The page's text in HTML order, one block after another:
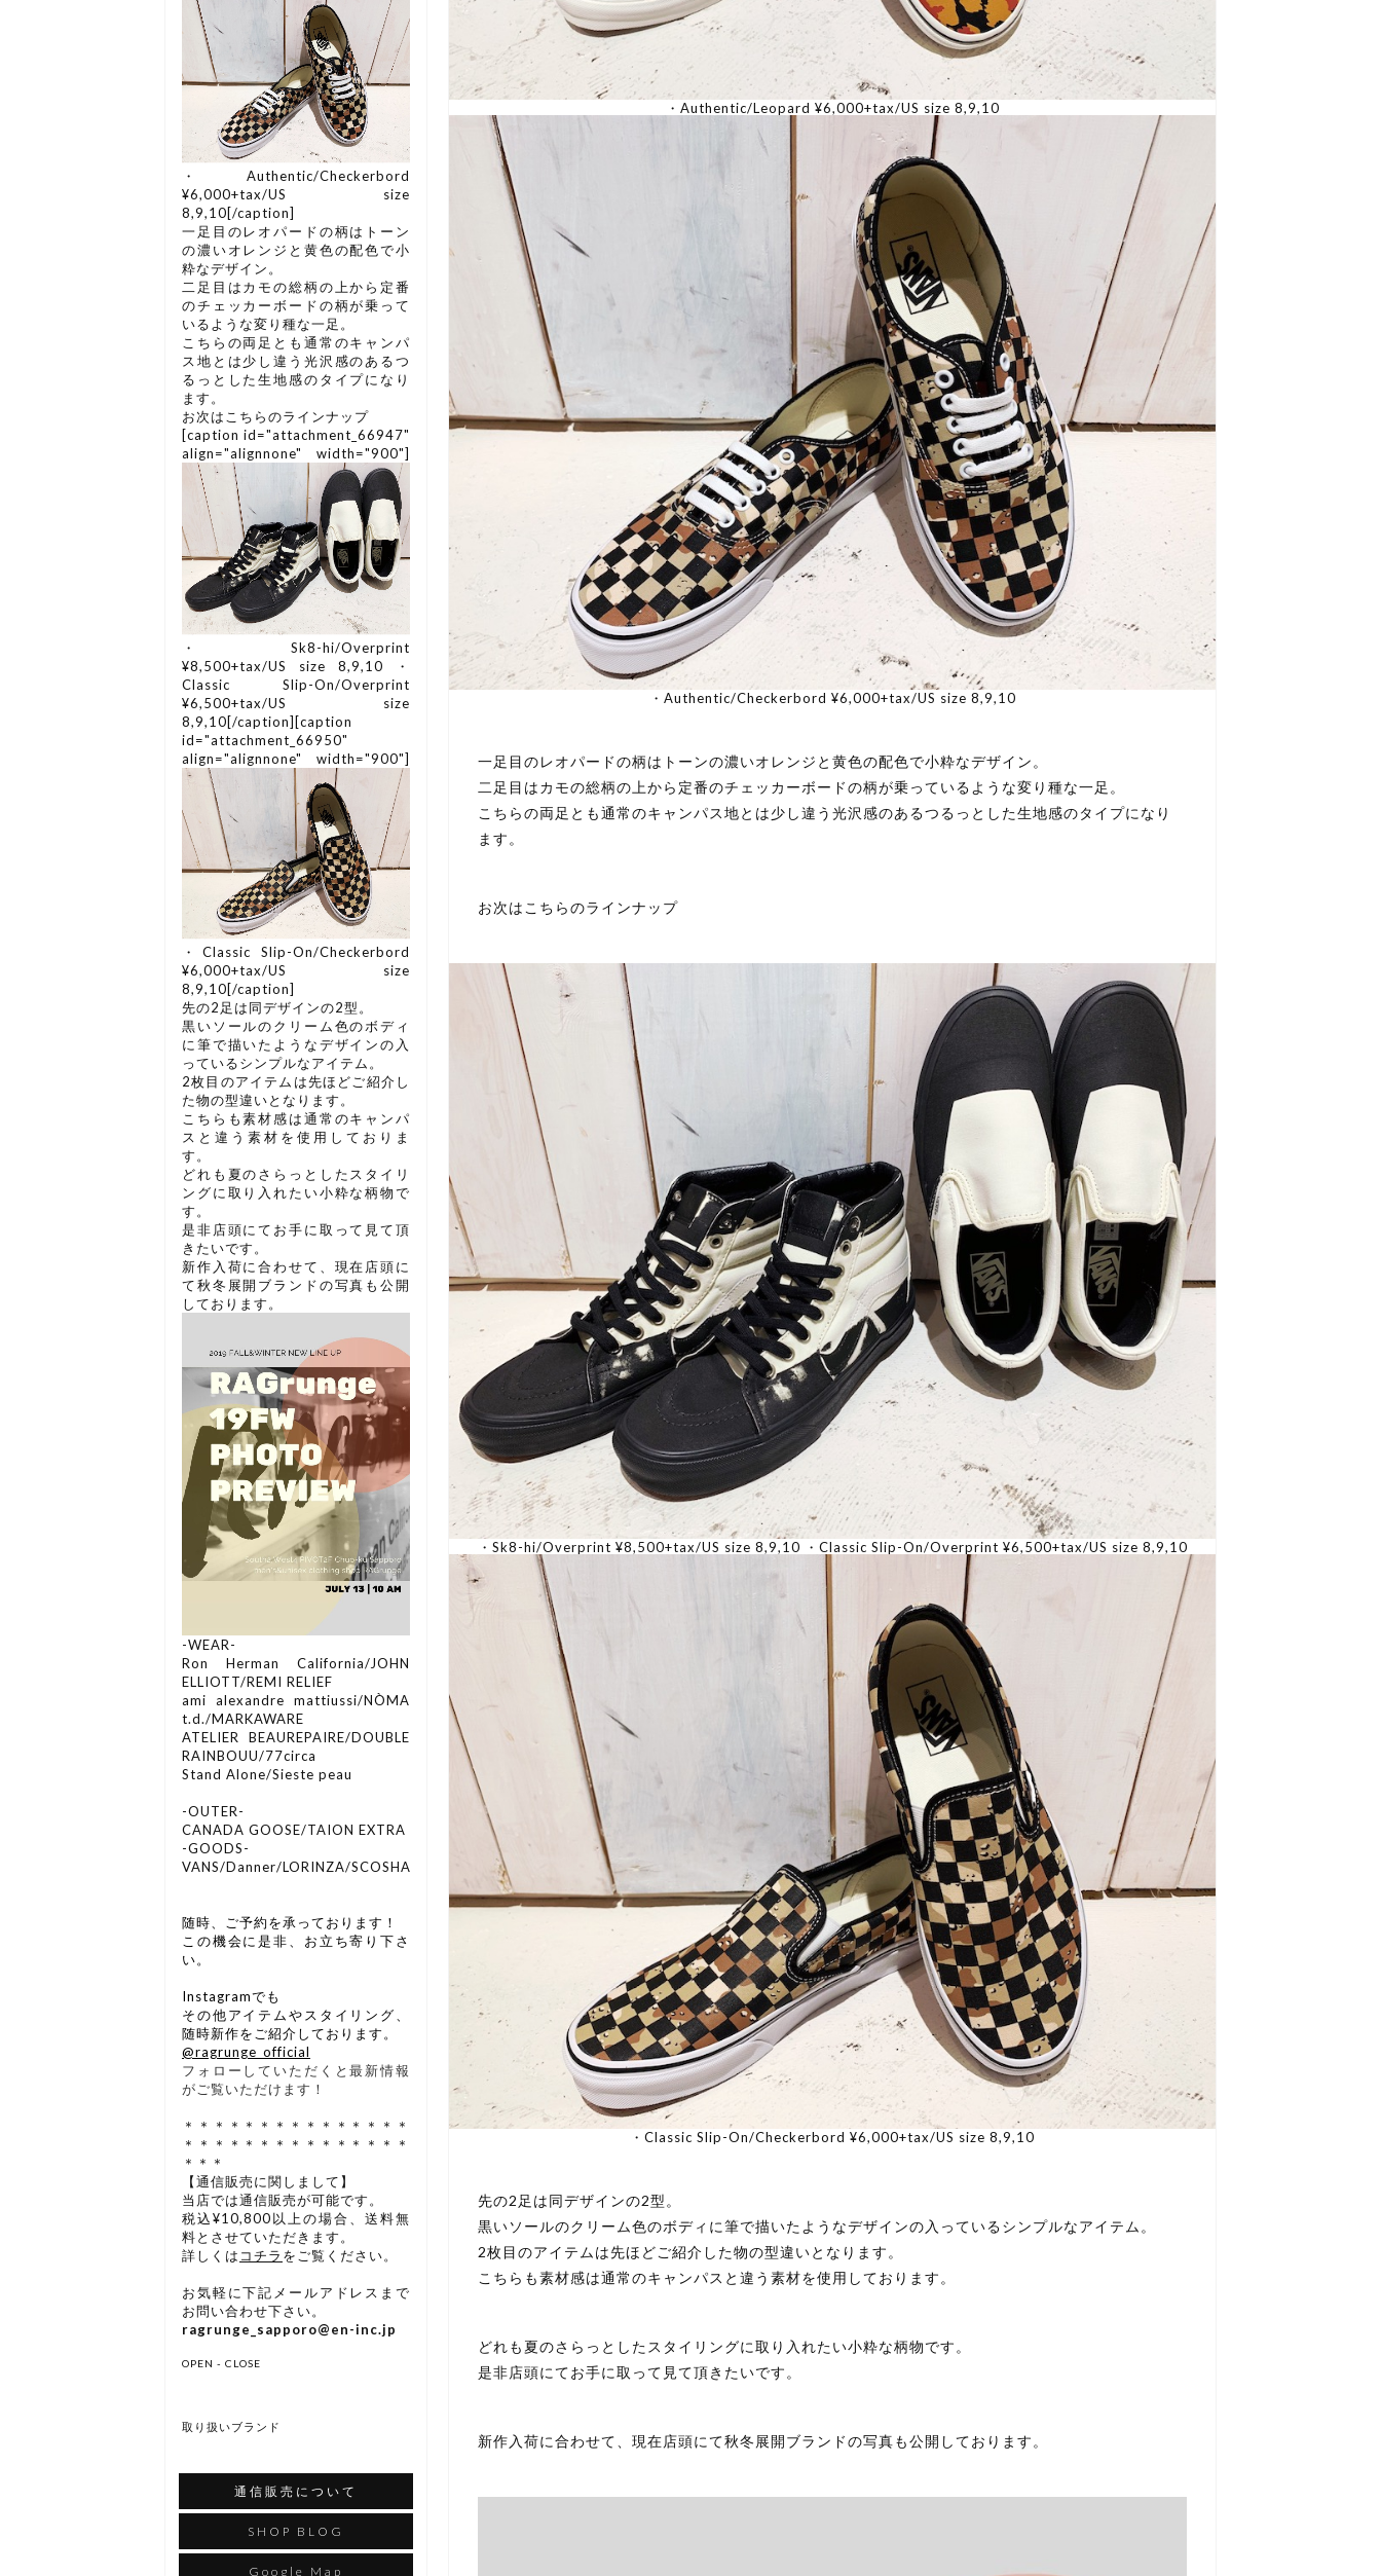
・Authentic/Leopard ¥6,000+tax/US size 8,9,10
・Authentic/Checkerbord ¥6,000+tax/US size 8,9,10
一足目のレオパードの柄はトーンの濃いオレンジと黄色の配色で小粋なデザイン。
二足目はカモの総柄の上から定番のチェッカーボードの柄が乗っているような変り種な一足。
こちらの両足とも通常のキャンパス地とは少し違う光沢感のあるつるっとした生地感のタイプになり
ます。
お次はこちらのラインナップ
・Sk8-hi/Overprint ¥8,500+tax/US size 8,9,10 ・Classic Slip-On/Overprint ¥6,500+tax/US size 8,9,10
・Classic Slip-On/Checkerbord ¥6,000+tax/US size 8,9,10
先の2足は同デザインの2型。
黒いソールのクリーム色のボディに筆で描いたようなデザインの入っているシンプルなアイテム。
2枚目のアイテムは先ほどご紹介した物の型違いとなります。
こちらも素材感は通常のキャンパスと違う素材を使用しております。
どれも夏のさらっとしたスタイリングに取り入れたい小粋な柄物です。
是非店頭にてお手に取って見て頂きたいです。
新作入荷に合わせて、現在店頭にて秋冬展開ブランドの写真も公開しております。
・Authentic/Checkerbord
¥6,000+tax/US size
8,9,10[/caption]
一足目のレオパードの柄はトーン
の濃いオレンジと黄色の配色で小
粋なデザイン。
二足目はカモの総柄の上から定番
のチェッカーボードの柄が乗って
いるような変り種な一足。
こちらの両足とも通常のキャンパ
ス地とは少し違う光沢感のあるつ
るっとした生地感のタイプになり
ます。
お次はこちらのラインナップ
[caption id="attachment_66947"
align="alignnone" width="900"]
・Sk8-hi/Overprint
¥8,500+tax/US size 8,9,10 ・
Classic Slip-On/Overprint
¥6,500+tax/US size
8,9,10[/caption][caption
id="attachment_66950"
align="alignnone" width="900"]
・Classic Slip-On/Checkerbord
¥6,000+tax/US size
8,9,10[/caption]
先の2足は同デザインの2型。
黒いソールのクリーム色のボディ
に筆で描いたようなデザインの入
っているシンプルなアイテム。
2枚目のアイテムは先ほどご紹介し
た物の型違いとなります。
こちらも素材感は通常のキャンパ
スと違う素材を使用しておりま
す。
どれも夏のさらっとしたスタイリ
ングに取り入れたい小粋な柄物で
す。
是非店頭にてお手に取って見て頂
きたいです。
新作入荷に合わせて、現在店頭に
て秋冬展開ブランドの写真も公開
しております。
-WEAR-
Ron Herman California/JOHN
ELLIOTT/REMI RELIEF
ami alexandre mattiussi/NÒMA
t.d./MARKAWARE
ATELIER BEAUREPAIRE/DOUBLE
RAINBOUU/77circa
Stand Alone/Sieste peau
-OUTER-
CANADA GOOSE/TAION EXTRA
-GOODS-
VANS/Danner/LORINZA/SCOSHA
随時、ご予約を承っております！
この機会に是非、お立ち寄り下さ
い。
Instagramでも
その他アイテムやスタイリング、
随時新作をご紹介しております。
@ragrunge_ official
フォローしていただくと最新情報
がご覧いただけます！
＊＊＊＊＊＊＊＊＊＊＊＊＊＊＊
＊＊＊＊＊＊＊＊＊＊＊＊＊＊＊
＊＊＊
【通信販売に関しまして】
当店では通信販売が可能です。
税込¥10,800以上の場合、送料無
料とさせていただきます。
詳しくは コチラ をご覧ください。
お気軽に下記メールアドレスまで
お問い合わせ下さい。
ragrunge_sapporo@en-inc.jp
OPEN - CLOSE
取り扱いブランド
通信販売について
SHOP BLOG
Google Map